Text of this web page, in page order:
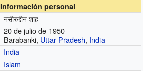
Información personal
नसीरुद्दीन शाह
20 de julio de 1950
Barabanki, Uttar Pradesh, India
India
Islam